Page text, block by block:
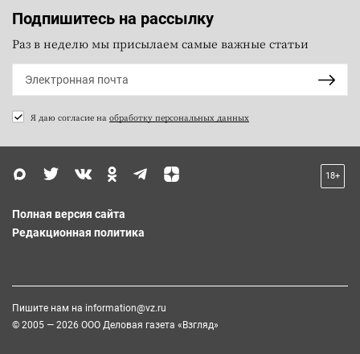
Подпишитесь на рассылку
Раз в неделю мы присылаем самые важные статьи
Я даю согласие на обработку персональных данных
18+
Полная версия сайта
Редакционная политика
Пишите нам на information@vz.ru
© 2005 — 2026 ООО Деловая газета «Взгляд»